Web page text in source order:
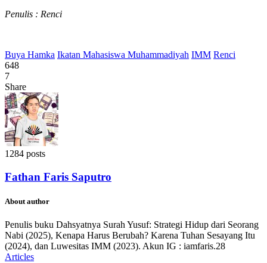
Penulis : Renci
Buya Hamka Ikatan Mahasiswa Muhammadiyah IMM Renci
648
7
Share
1284 posts
Fathan Faris Saputro
About author
Penulis buku Dahsyatnya Surah Yusuf: Strategi Hidup dari Seorang
Nabi (2025), Kenapa Harus Berubah? Karena Tuhan Sesayang Itu
(2024), dan Luwesitas IMM (2023). Akun IG : iamfaris.28
Articles